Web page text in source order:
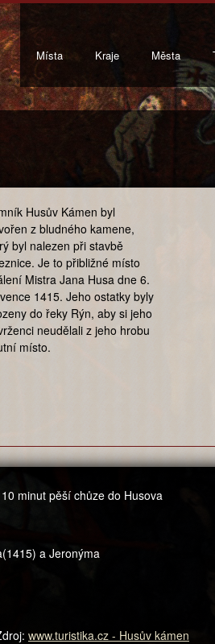
Místa Kraje Města
Husův Kámen byl
z bludného kamene,
byl nalezen při stavbě
Je to přibližné místo
Mistra Jana Husa dne 6.
1415. Jeho ostatky byly
do řeky Rýn, aby si jeho
neudělali z jeho hrobu
místo.
minut pěší chůze do Husova
a Jeronýma
www.turistika.cz - Husův kámen